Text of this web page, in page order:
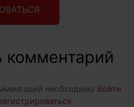
комментарий
необходимо Войти